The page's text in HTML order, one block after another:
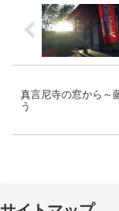
真言尼寺の窓から～
う